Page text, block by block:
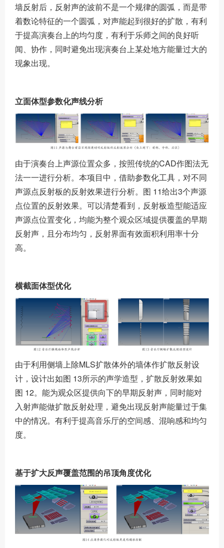
墙反射后，反射声的波前不是一个规律的圆弧，而是带
着数论特征的一个圆弧，对声能起到很好的扩散，有利
于提高演奏台上的均匀度，有利于乐师之间的良好听
闻、协作，同时避免出现演奏台上某处地方能量过大的
现象出现。
立面体型参数化声线分析
由于演奏台上声源位置众多，按照传统的CAD作图法无
法一一进行分析。本项目中，借助参数化工具，对不同
声源点反射板的反射效果进行分析。图 11给出3个声源
点位置的反射效果。可以清楚看到，反射板造型能适应
声源点位置变化，均能为整个观众区域提供覆盖的早期
反射声，且分布均匀，反射界面有效面积利用率十分
高。
横截面体型优化
由于利用侧墙上除MLS扩散体外的墙体作扩散反射设
计，设计出如图 13所示的声学造型，扩散反射效果如
图 12。能为观众区提供向下的早期反射声，同时能对
入射声能做扩散反射处理，避免出现反射声能量过于集
中的情况。有利于提高音乐厅的空间感、混响感和均匀
度。
基于扩大反声覆盖范围的吊顶角度优化